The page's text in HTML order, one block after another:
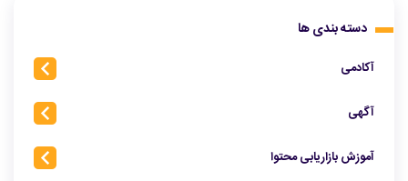
دسته بندی ها
آکادمی
آگهی
آموزش بازاریابی محتوا